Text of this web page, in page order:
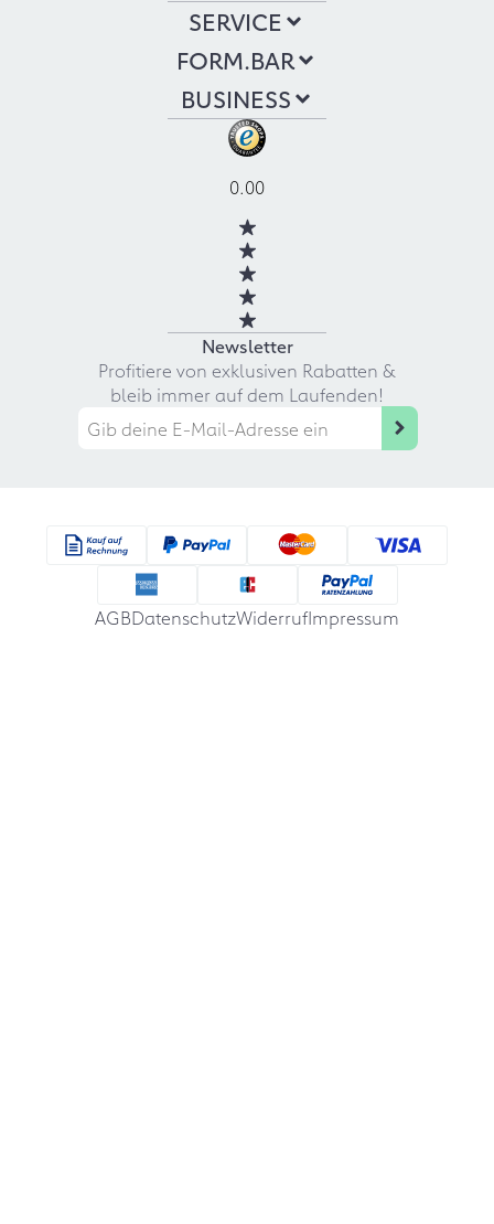
SERVICE
FORM.BAR
BUSINESS
0.00
Newsletter
Profitiere von exklusiven Rabatten &
bleib immer auf dem Laufenden!
AGBDatenschutzWiderrufImpressum